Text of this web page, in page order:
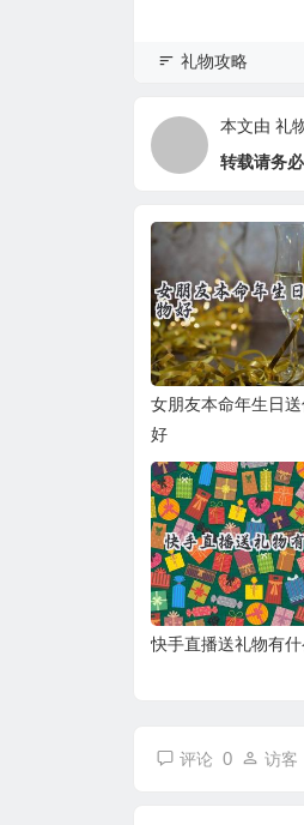
礼物攻略
本文由 礼
转载请务
女朋友本命年生日
好
快手直播送礼物有什
评论 0 访客